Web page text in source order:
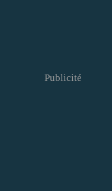
Publicité